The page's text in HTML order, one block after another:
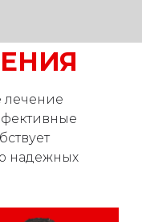
лечение
надежных